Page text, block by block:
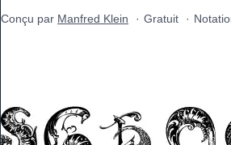
Conçu par Manfred Klein Gratuit